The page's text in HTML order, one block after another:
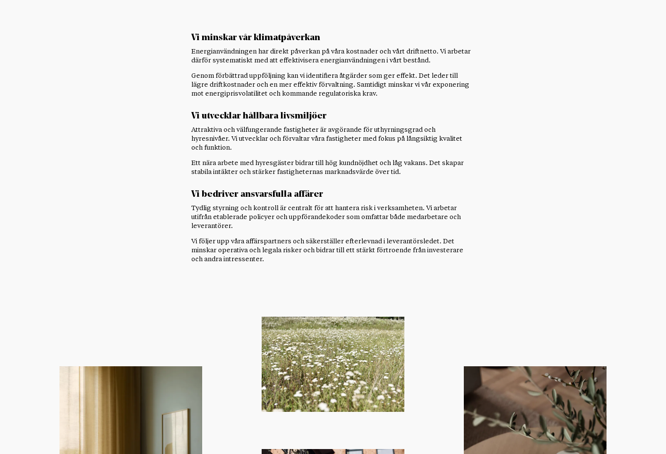
Vi minskar vår klimatpåverkan
Energianvändningen har direkt påverkan på våra kostnader och vårt driftnetto. Vi arbetar
därför systematiskt med att effektivisera energianvändningen i vårt bestånd.
Genom förbättrad uppföljning kan vi identifiera åtgärder som ger effekt. Det leder till
lägre driftkostnader och en mer effektiv förvaltning. Samtidigt minskar vi vår exponering
mot energiprisvolatilitet och kommande regulatoriska krav.
Vi utvecklar hållbara livsmiljöer
Attraktiva och välfungerande fastigheter är avgörande för uthyrningsgrad och
hyresnivåer. Vi utvecklar och förvaltar våra fastigheter med fokus på långsiktig kvalitet
och funktion.
Ett nära arbete med hyresgäster bidrar till hög kundnöjdhet och låg vakans. Det skapar
stabila intäkter och stärker fastigheternas marknadsvärde över tid.
Vi bedriver ansvarsfulla affärer
Tydlig styrning och kontroll är centralt för att hantera risk i verksamheten. Vi arbetar
utifrån etablerade policyer och uppförandekoder som omfattar både medarbetare och
leverantörer.
Vi följer upp våra affärspartners och säkerställer efterlevnad i leverantörsledet. Det
minskar operativa och legala risker och bidrar till ett stärkt förtroende från investerare
och andra intressenter.